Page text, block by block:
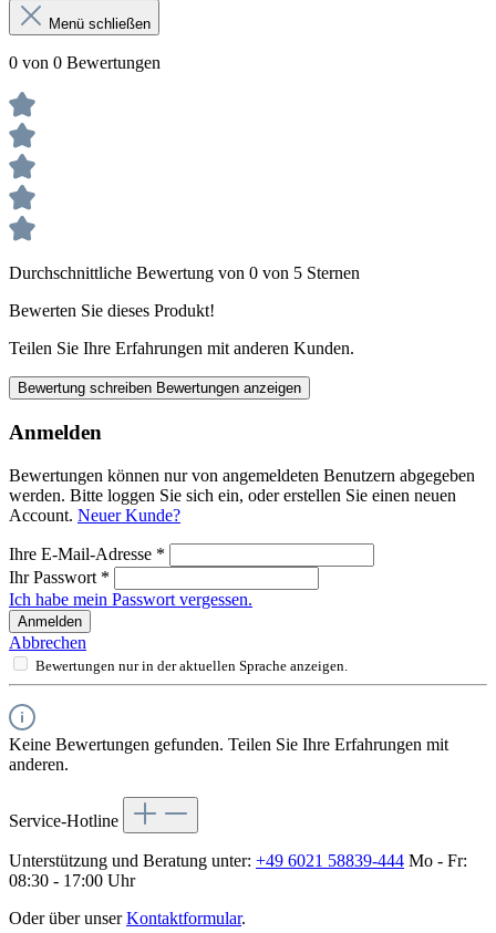
Menü schließen
0 von 0 Bewertungen
Durchschnittliche Bewertung von 0 von 5 Sternen
Bewerten Sie dieses Produkt!
Teilen Sie Ihre Erfahrungen mit anderen Kunden.
Bewertung schreiben Bewertungen anzeigen
Anmelden
Bewertungen können nur von angemeldeten Benutzern abgegeben
werden. Bitte loggen Sie sich ein, oder erstellen Sie einen neuen
Account. Neuer Kunde?
Ihre E-Mail-Adresse *
Ihr Passwort *
Ich habe mein Passwort vergessen.
Anmelden
Abbrechen
Bewertungen nur in der aktuellen Sprache anzeigen.
Keine Bewertungen gefunden. Teilen Sie Ihre Erfahrungen mit
anderen.
Service-Hotline
Unterstützung und Beratung unter: +49 6021 58839-444 Mo - Fr:
08:30 - 17:00 Uhr
Oder über unserKontaktformular.